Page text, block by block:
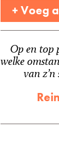
+ Voeg
Op en top
welke
van